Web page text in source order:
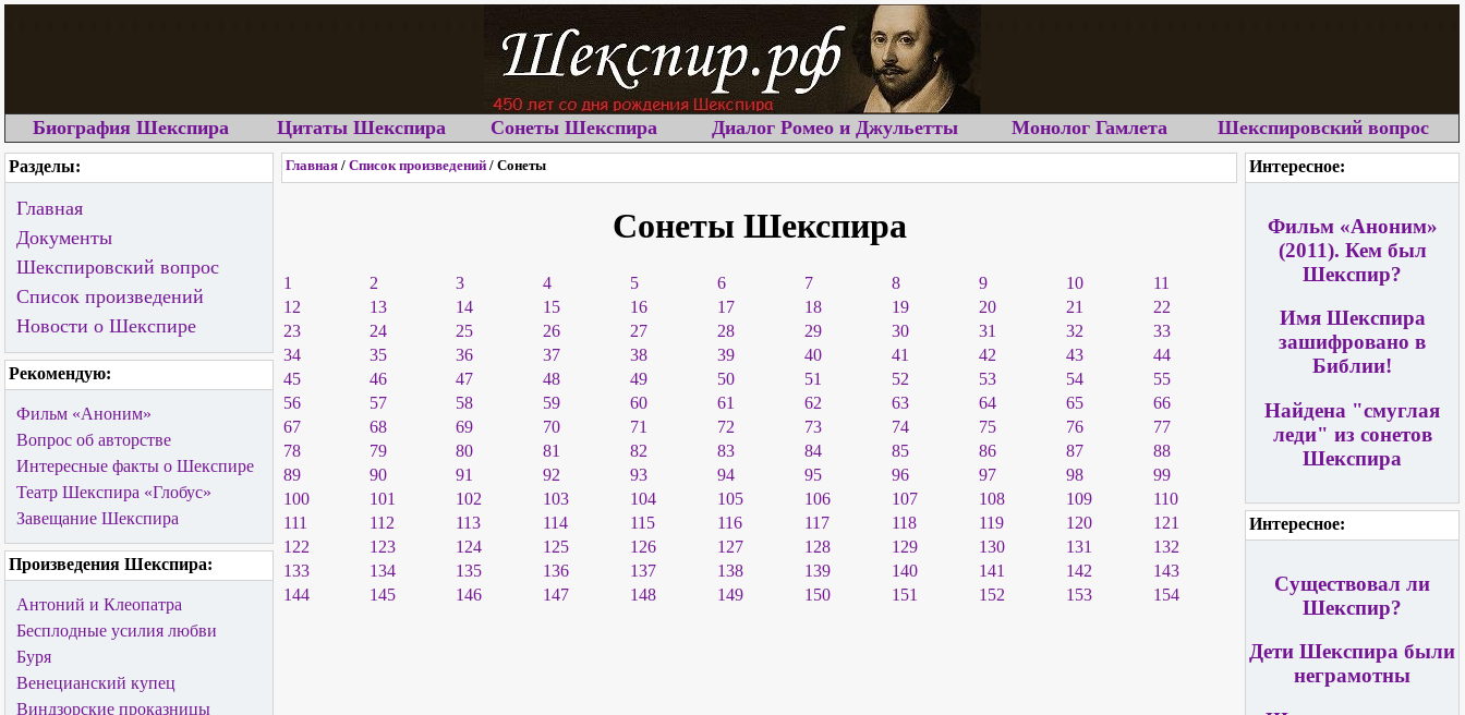
Биография Шекспира Цитаты Шекспира Сонеты Шекспира Диалог Ромео и Джульетты Монолог Гамлета Шекспировский вопрос
Разделы:
Главная
Документы
Шекспировский вопрос
Список произведений
Новости о Шекспире
Рекомендую:
Фильм «Аноним»
Вопрос об авторстве
Интересные факты о Шекспире
Театр Шекспира «Глобус»
Завещание Шекспира
Произведения Шекспира:
Антоний и Клеопатра
Бесплодные усилия любви
Буря
Венецианский купец
Виндзорские проказницы
Главная / Список произведений / Сонеты
Сонеты Шекспира
1 2 3 4 5 6 7 8 9 10
11
12
13 14 15 16 17 18 19 20 21
22
23
24 25 26 27 28 29 30 31 32
33
34
35 36 37 38 39 40 41 42 43
44
45
46 47 48 49 50 51 52 53 54
55
56
57 58 59 60 61 62 63 64 65
66
67
68 69 70 71 72 73 74 75 76
77
78
79 80 81 82 83 84 85 86 87
88
89
90 91 92 93 94 95 96 97 98
99
100
101 102 103 104 105 106 107 108 109
110
111
112 113 114 115 116 117 118 119 120
121
122
123 124 125 126 127 128 129 130 131
132
133
134 135 136 137 138 139 140 141 142
143
144
145 146 147 148 149 150 151 152 153 154
Интересное:
Фильм «Аноним»
(2011). Кем был
Шекспир?
Имя Шекспира
зашифровано в
Библии!
Найдена "смуглая
леди" из сонетов
Шекспира
Интересное:
Существовал ли
Шекспир?
Дети Шекспира были
неграмотны